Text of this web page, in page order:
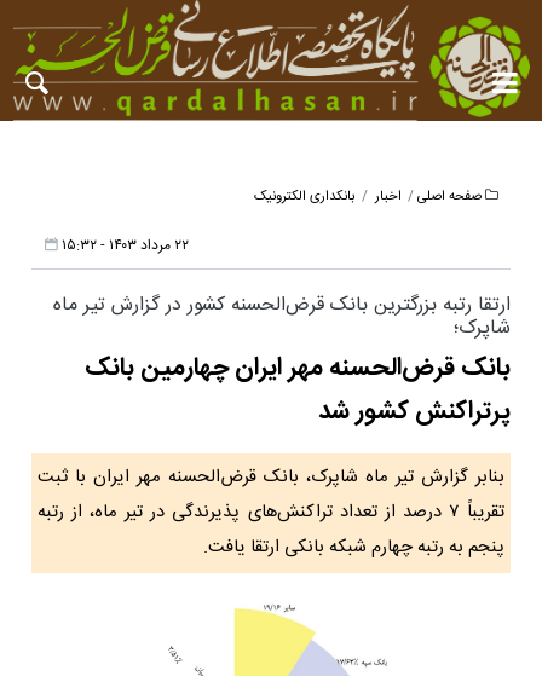
صفحه اصلی اخبار بانکداری الکترونیک
۲۲ مرداد ۱۴۰۳ - ۱۵:۳۲
ارتقا رتبه بزرگترین بانک قرض‌الحسنه کشور در گزارش تیر ماه
شاپرک؛
بانک قرض‌الحسنه مهر ایران چهارمین بانک
پرتراکنش کشور شد
بنابر گزارش تیر ماه شاپرک، بانک قرض‌الحسنه مهر ایران با ثبت
تقریباً ۷ درصد از تعداد تراکنش‌های پذیرندگی در تیر ماه، از رتبه
پنجم به رتبه چهارم شبکه بانکی ارتقا یافت.